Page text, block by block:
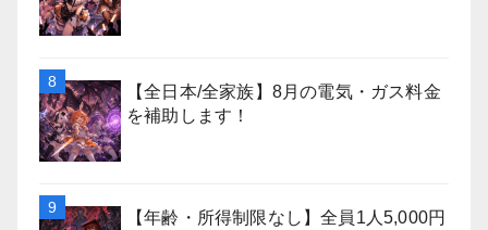
【全日本/全家族】8月の電気・ガス料金
を補助します！
【年齢・所得制限なし】全員1人5,000円